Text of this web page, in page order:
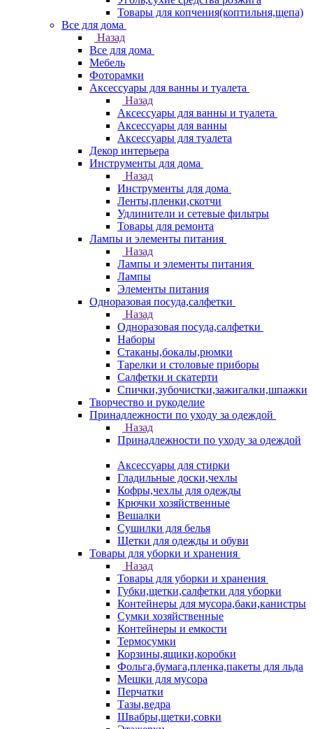
Товары для копчения(коптильня,щепа)
Все для дома
Назад
Все для дома
Мебель
Фоторамки
Аксессуары для ванны и туалета
Назад
Аксессуары для ванны и туалета
Аксессуары для ванны
Аксессуары для туалета
Декор интерьера
Инструменты для дома
Назад
Инструменты для дома
Ленты,пленки,скотчи
Удлинители и сетевые фильтры
Товары для ремонта
Лампы и элементы питания
Назад
Лампы и элементы питания
Лампы
Элементы питания
Одноразовая посуда,салфетки
Назад
Одноразовая посуда,салфетки
Наборы
Стаканы,бокалы,рюмки
Тарелки и столовые приборы
Салфетки и скатерти
Спички,зубочистки,зажигалки,шпажки
Творчество и рукоделие
Принадлежности по уходу за одеждой
Назад
Принадлежности по уходу за одеждой
Аксессуары для стирки
Гладильные доски,чехлы
Кофры,чехлы для одежды
Крючки хозяйственные
Вешалки
Сушилки для белья
Щетки для одежды и обуви
Товары для уборки и хранения
Назад
Товары для уборки и хранения
Губки,щетки,салфетки для уборки
Контейнеры для мусора,баки,канистры
Сумки хозяйственные
Контейнеры и емкости
Термосумки
Корзины,ящики,коробки
Фольга,бумага,пленка,пакеты для льда
Мешки для мусора
Перчатки
Тазы,ведра
Швабры,щетки,совки